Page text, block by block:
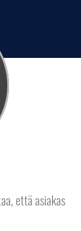
että asiakas